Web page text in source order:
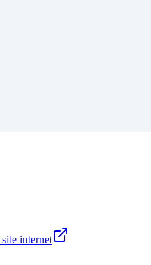
internet